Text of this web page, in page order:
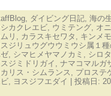
, ダイビング日記, 海の
カクレエビ, ウミテング, オ
リ , カラスキセワタ , キンメ
ジリュウグウウミウシ属１種
, シマヒメヤマノカミ , シロ
スジミドリガイ , ナマコマルガ
リス・シムランス , プロステ
, ヨスジフエダイ | 投稿日: